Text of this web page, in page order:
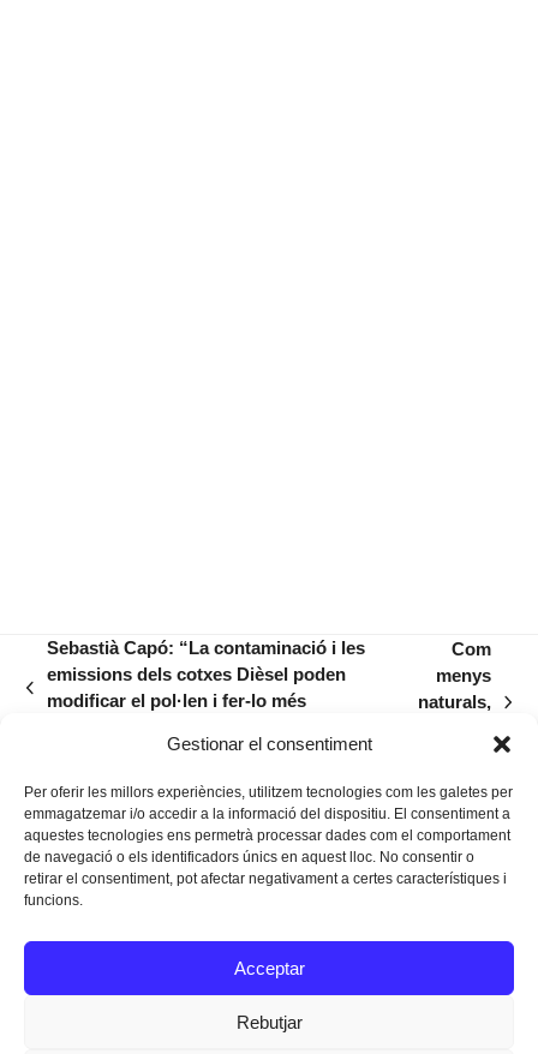
Gestionar el consentiment
Per oferir les millors experiències, utilitzem tecnologies com les galetes per
emmagatzemar i/o accedir a la informació del dispositiu. El consentiment a
aquestes tecnologies ens permetrà processar dades com el comportament
de navegació o els identificadors únics en aquest lloc. No consentir o
retirar el consentiment, pot afectar negativament a certes característiques i
funcions.
Acceptar
Rebutjar
previous
Sebastià Capó: “La contaminació i les
emissions dels cotxes Dièsel poden
modificar el pol·len i fer-lo més
next
Com
menys
naturals,
Instagram
Facebook
Twitter
Texts Legals